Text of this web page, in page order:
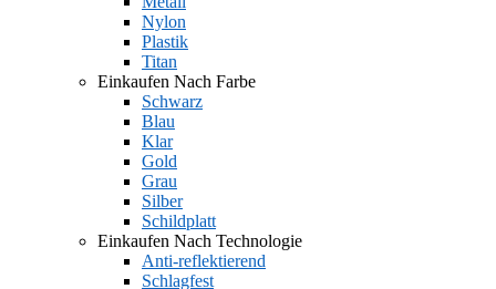
Nylon
Plastik
Titan
Einkaufen Nach Farbe
Schwarz
Blau
Klar
Gold
Grau
Silber
Schildplatt
Einkaufen Nach Technologie
Anti-reflektierend
Schlagfest